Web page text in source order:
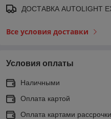
ДОСТАВКА AUTOLIGHT
Все условия доставки
Условия оплаты
Наличными
Оплата картой
Оплата картами рассрочки